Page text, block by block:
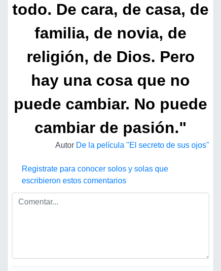
todo. De cara, de casa, de
familia, de novia, de
religión, de Dios. Pero
hay una cosa que no
puede cambiar. No puede
cambiar de pasión."
Autor De la película "El secreto de sus ojos"
Registrate para conocer solos y solas que
escribieron estos comentarios